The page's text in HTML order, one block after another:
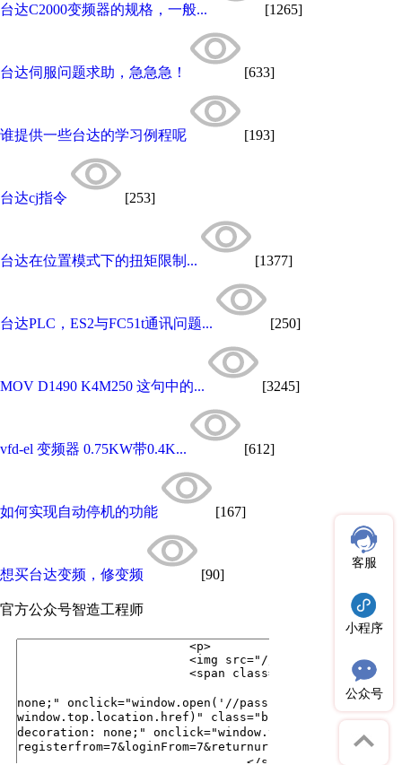
台达C2000变频器的规格，一般... [1265]
台达伺服问题求助，急急急！ [633]
谁提供一些台达的学习例程呢 [193]
台达cj指令 [253]
台达在位置模式下的扭矩限制... [1377]
台达PLC，ES2与FC51t通讯问题... [250]
MOV D1490 K4M250 这句中的... [3245]
vfd-el 变频器 0.75KW带0.4K... [612]
如何实现自动停机的功能 [167]
想买台达变频，修变频 [90]
官方公众号智造工程师
客服
小程序
公众号